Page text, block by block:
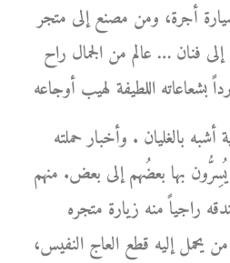
أجرة، ومن مصنع إلى متجر
فنان … عالم من الجمال راح
أشبه بالغليان . وأخبار حملته
بها بعضُهم إلى بعض. منهم
راجياً منه زيارة متجره
يحمل إليه قطع العاج النفيس،